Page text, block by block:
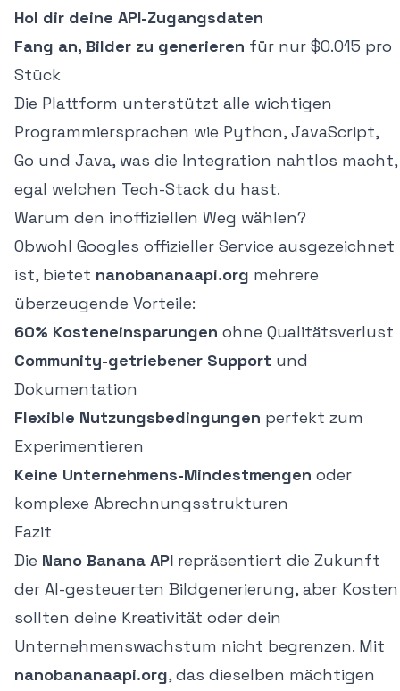
Hol dir deine API-Zugangsdaten
Fang an, Bilder zu generieren für nur $0.015 pro
Stück
Die Plattform unterstützt alle wichtigen
Programmiersprachen wie Python, JavaScript,
Go und Java, was die Integration nahtlos macht,
egal welchen Tech-Stack du hast.
Warum den inoffiziellen Weg wählen?
Obwohl Googles offizieller Service ausgezeichnet
ist, bietet nanobananaapi.org mehrere
überzeugende Vorteile:
60% Kosteneinsparungen ohne Qualitätsverlust
Community-getriebener Support und
Dokumentation
Flexible Nutzungsbedingungen perfekt zum
Experimentieren
Keine Unternehmens-Mindestmengen oder
komplexe Abrechnungsstrukturen
Fazit
Die Nano Banana API repräsentiert die Zukunft
der AI-gesteuerten Bildgenerierung, aber Kosten
sollten deine Kreativität oder dein
Unternehmenswachstum nicht begrenzen. Mit
nanobananaapi.org, das dieselben mächtigen